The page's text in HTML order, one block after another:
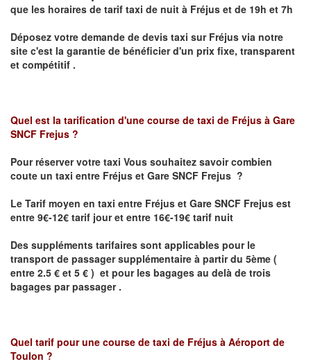
que les horaires de tarif taxi de nuit à Fréjus et de 19h et 7h
Déposez votre demande de devis taxi sur Fréjus via notre
site c'est la garantie de bénéficier d'un prix fixe, transparent
et compétitif .
Quel est la tarification d'une course de taxi de Fréjus à Gare
SNCF Frejus ?
Pour réserver votre taxi Vous souhaitez savoircombien
coute un taxi entre Fréjus et Gare SNCF Frejus ?
Le Tarif moyen en taxi entre Fréjus et Gare SNCF Frejus est
entre 9€-12€ tarif jour et entre 16€-19€ tarif nuit
Des suppléments tarifaires sont applicables pour le
transport de passager supplémentaire à partir du 5ème (
entre 2.5 € et 5 € ) et pour les bagages au delà de trois
bagages par passager .
Quel tarif pour une course de taxi de Fréjus à Aéroport de
Toulon ?